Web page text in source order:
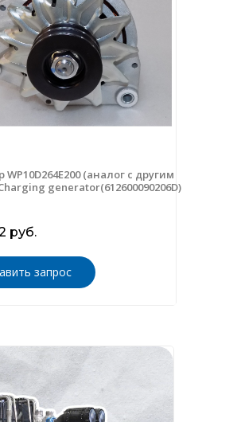
WP10D264E200 (аналог с другим
generator(612600090206D)
руб.
запрос